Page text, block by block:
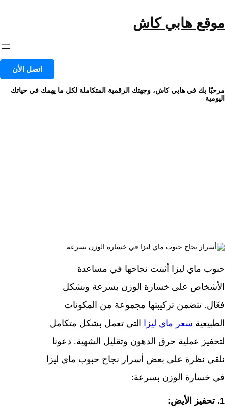
المحتوى
موقع هابي كاش
اتصل الأن
مرحبًا بك في هابي كاش، وجهتك الرقمية المتكاملة لكل ما يهمك في حياتك
اليومية
حبوب ماي ليزا أثبتت نجاحها في مساعدة
الأشخاص على خسارة الوزن بسرعة وبشكل
فعّال. تتضمن تركيبتها مجموعة من المكونات
الطبيعية سعر ماي ليزا
التي تعمل بشكل متكامل
لتحفيز عملية حرق الدهون وتقليل الشهية. دعونا
نلقي نظرة على بعض أسرار نجاح حبوب ماي ليزا
في خسارة الوزن بسرعة:
1. تحفيز الأيض: